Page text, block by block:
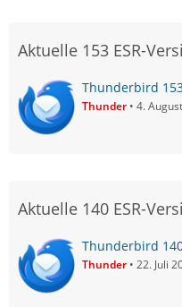
Aktuelle 153 ESR-
Thunderbird
Thunder 4.
Aktuelle 140 ESR-
Thunderbird
Thunder 22. Juli